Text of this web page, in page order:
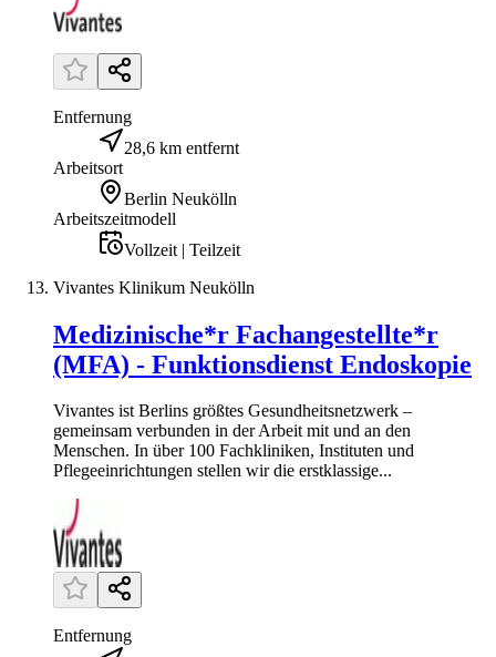
Entfernung
28,6 km entfernt
Arbeitsort
Berlin Neukölln
Arbeitszeitmodell
Vollzeit | Teilzeit
Vivantes Klinikum Neukölln
Medizinische*r Fachangestellte*r
(MFA) - Funktionsdienst Endoskopie
Vivantes ist Berlins größtes Gesundheitsnetzwerk –
gemeinsam verbunden in der Arbeit mit und an den
Menschen. In über 100 Fachkliniken, Instituten und
Pflegeeinrichtungen stellen wir die erstklassige...
Entfernung